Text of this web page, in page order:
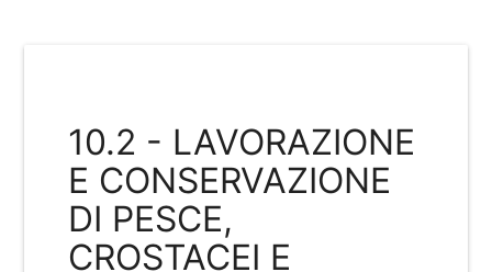
10.2 - LAVORAZIONE
E CONSERVAZIONE
DI PESCE,
CROSTACEI E